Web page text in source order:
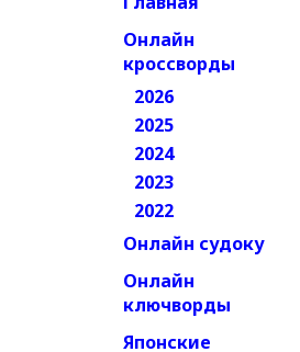
Онлайн
кроссворды
2026
2025
2024
2023
2022
Онлайн судоку
Онлайн
ключворды
Японские